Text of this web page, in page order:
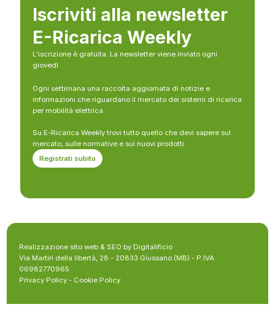
Iscriviti alla newsletter
E-Ricarica Weekly
L’iscrizione è gratuita. La newsletter viene inviato ogni
giovedì
Ogni settimana una raccolta aggiornata di notizie e
informazioni che riguardano il mercato dei sistemi di ricarica
per mobilità elettrica.
Su E-Ricarica Weekly trovi tutto quello che devi sapere sul
mercato, sulle normative e sui nuovi prodotti.
Registrati subito
Realizzazione sito web & SEO by Digitalificio
Via Martiri della libertà, 28 - 20833 Giussano (MB) - P.IVA
06982770965
Privacy Policy - Cookie Policy